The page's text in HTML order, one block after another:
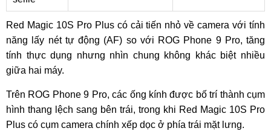
Red Magic 10S Pro Plus có cải tiến nhỏ về camera với tính
năng lấy nét tự động (AF) so với ROG Phone 9 Pro, tăng
tính thực dụng nhưng nhìn chung không khác biệt nhiều
giữa hai máy.
Trên ROG Phone 9 Pro, các ống kính được bố trí thành cụm
hình thang lệch sang bên trái, trong khi Red Magic 10S Pro
Plus có cụm camera chính xếp dọc ở phía trái mặt lưng.